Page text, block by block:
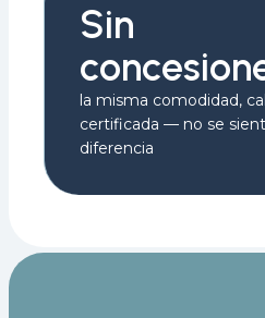
Sin
la misma comodidad,
certificada — no se
diferencia